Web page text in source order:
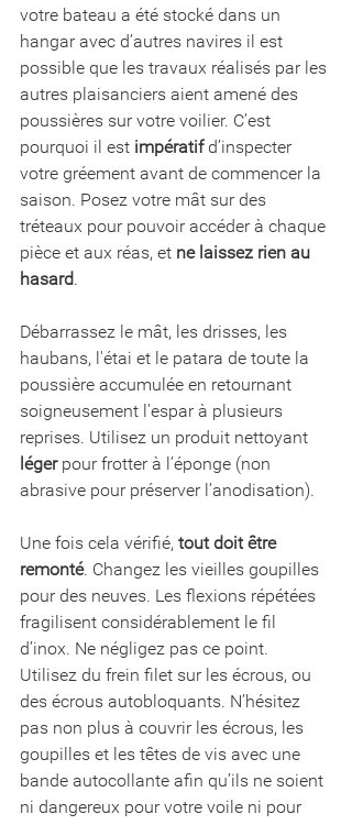
votre bateau a été stocké dans un
hangar avec d’autres navires il est
possible que les travaux réalisés par les
autres plaisanciers aient amené des
poussières sur votre voilier. C’est
pourquoi il est impératif d’inspecter
votre gréement avant de commencer la
saison. Posez votre mât sur des
tréteaux pour pouvoir accéder à chaque
pièce et aux réas, et ne laissez rien au
hasard.
Débarrassez le mât, les drisses, les
haubans, l'étai et le patara de toute la
poussière accumulée en retournant
soigneusement l'espar à plusieurs
reprises. Utilisez un produit nettoyant
léger pour frotter à l’éponge (non
abrasive pour préserver l’anodisation).
Une fois cela vérifié, tout doit être
remonté. Changez les vieilles goupilles
pour des neuves. Les flexions répétées
fragilisent considérablement le fil
d’inox. Ne négligez pas ce point.
Utilisez du frein filet sur les écrous, ou
des écrous autobloquants. N’hésitez
pas non plus à couvrir les écrous, les
goupilles et les têtes de vis avec une
bande autocollante afin qu’ils ne soient
ni dangereux pour votre voile ni pour